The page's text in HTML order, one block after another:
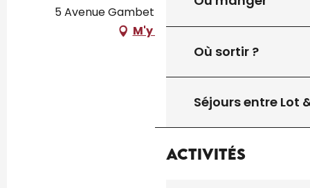
Où sortir ?
Séjours entre Lot
Activités
5 Avenue Gambetta, 46300 Gourdon
M'y rendre